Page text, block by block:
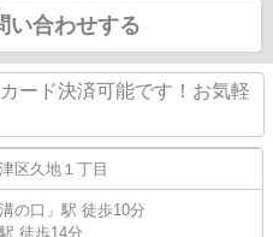
い合わせする
ード決済可能です！お気軽
区久地 １丁目
溝の口 」駅 徒歩10分
徒歩14分